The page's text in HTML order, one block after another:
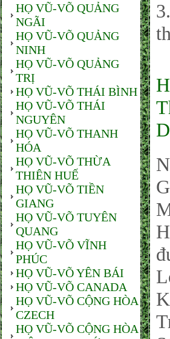
HỌ VŨ-VÕ QUẢNG
NGÃI
HỌ VŨ-VÕ QUẢNG
NINH
HỌ VŨ-VÕ QUẢNG
TRỊ
HỌ VŨ-VÕ THÁI BÌNH
HỌ VŨ-VÕ THÁI
NGUYÊN
HỌ VŨ-VÕ THANH
HÓA
HỌ VŨ-VÕ THỪA
THIÊN HUẾ
HỌ VŨ-VÕ TIỀN
GIANG
HỌ VŨ-VÕ TUYÊN
QUANG
HỌ VŨ-VÕ VĨNH
PHÚC
HỌ VŨ-VÕ YÊN BÁI
HỌ VŨ-VÕ CANADA
HỌ VŨ-VÕ CỘNG HÒA
CZECH
HỌ VŨ-VÕ CỘNG HÒA